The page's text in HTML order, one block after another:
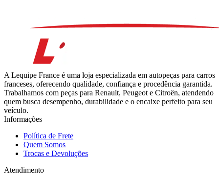
A Lequipe France é uma loja especializada em autopeças para carros
franceses, oferecendo qualidade, confiança e procedência garantida.
Trabalhamos com peças para Renault, Peugeot e Citroën, atendendo
quem busca desempenho, durabilidade e o encaixe perfeito para seu
veículo.
Informações
Política de Frete
Quem Somos
Trocas e Devoluções
Atendimento